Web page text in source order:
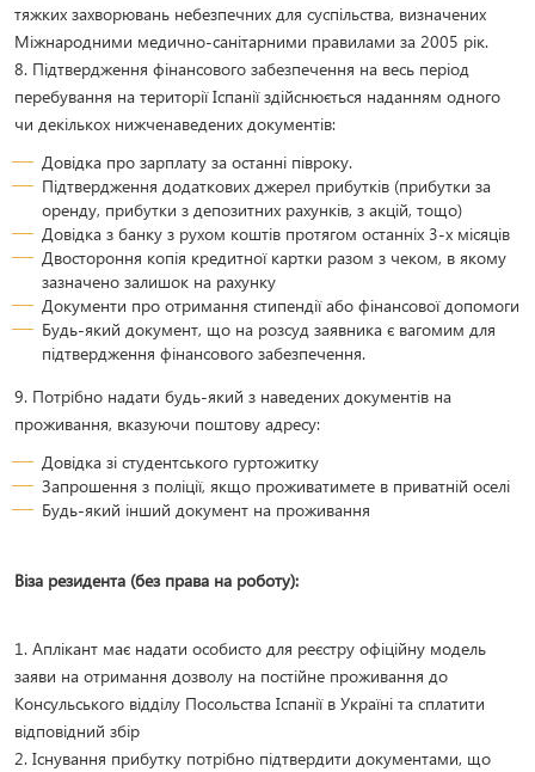
тяжких захворювань небезпечних для суспільства, визначених
Міжнародними медично-санітарними правилами за 2005 рік.
8. Підтвердження фінансового забезпечення на весь період
перебування на території Іспанії здійснюється наданням одного
чи декількох нижченаведених документів:
Довідка про зарплату за останні півроку.
Підтвердження додаткових джерел прибутків (прибутки за
оренду, прибутки з депозитних рахунків, з акцій, тощо)
Довідка з банку з рухом коштів протягом останніх 3-х місяців
Двостороння копія кредитної картки разом з чеком, в якому
зазначено залишок на рахунку
Документи про отримання стипендії або фінансової допомоги
Будь-який документ, що на розсуд заявника є вагомим для
підтвердження фінансового забезпечення.
9. Потрібно надати будь-який з наведених документів на
проживання, вказуючи поштову адресу:
Довідка зі студентського гуртожитку
Запрошення з поліції, якщо проживатимете в приватній оселі
Будь-який інший документ на проживання
Віза резидента (без права на роботу):
1. Аплікант має надати особисто для реєстру офіційну модель
заяви на отримання дозволу на постійне проживання до
Консульського відділу Посольства Іспанії в Україні та сплатити
відповідний збір
2. Існування прибутку потрібно підтвердити документами, що